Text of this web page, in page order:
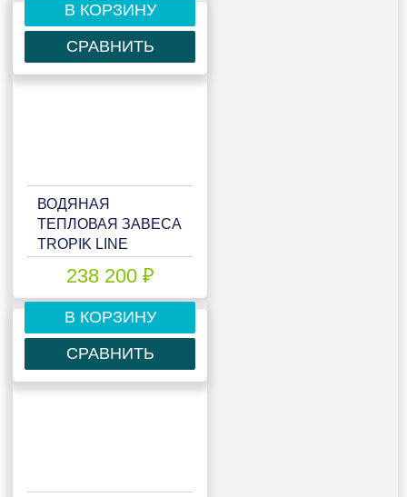
В КОРЗИНУ
СРАВНИТЬ
ВОДЯНАЯ
ТЕПЛОВАЯ ЗАВЕСА
TROPIK LINE
TECHNO
238 200 ₽
В КОРЗИНУ
СРАВНИТЬ